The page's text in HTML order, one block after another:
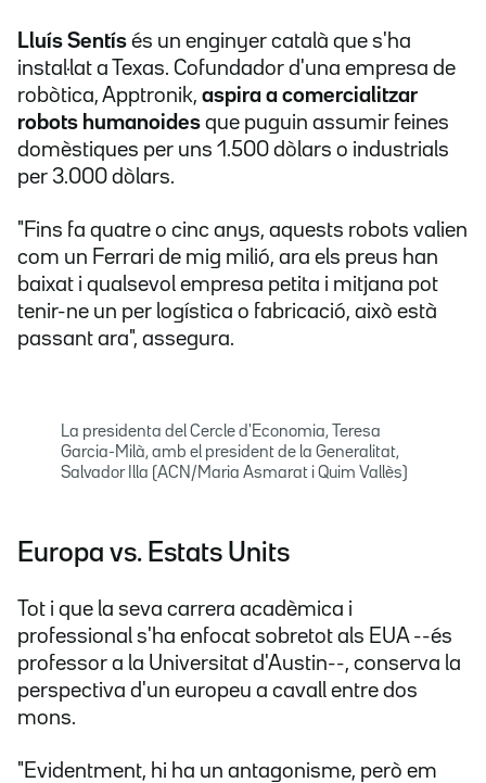
Lluís Sentís és un enginyer català que s'ha
instal·lat a Texas. Cofundador d'una empresa de
robòtica, Apptronik, aspira a comercialitzar
robots humanoides que puguin assumir feines
domèstiques per uns 1.500 dòlars o industrials
per 3.000 dòlars.
"Fins fa quatre o cinc anys, aquests robots valien
com un Ferrari de mig milió, ara els preus han
baixat i qualsevol empresa petita i mitjana pot
tenir-ne un per logística o fabricació, això està
passant ara", assegura.
La presidenta del Cercle d'Economia, Teresa
Garcia-Milà, amb el president de la Generalitat,
Salvador Illa (ACN/Maria Asmarat i Quim Vallès)
Europa vs. Estats Units
Tot i que la seva carrera acadèmica i
professional s'ha enfocat sobretot als EUA --és
professor a la Universitat d'Austin--, conserva la
perspectiva d'un europeu a cavall entre dos
mons.
"Evidentment, hi ha un antagonisme, però em